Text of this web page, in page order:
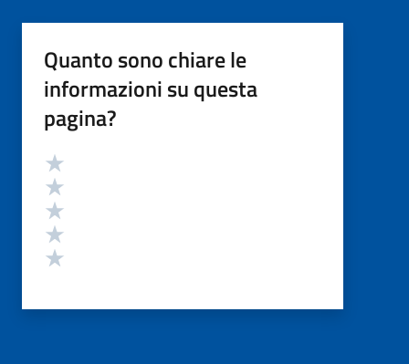
Quanto sono chiare le
informazioni su questa
pagina?
Valutazione